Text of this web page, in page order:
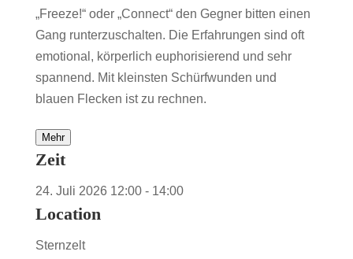
„Freeze!“ oder „Connect“ den Gegner bitten einen
Gang runterzuschalten. Die Erfahrungen sind oft
emotional, körperlich euphorisierend und sehr
spannend. Mit kleinsten Schürfwunden und
blauen Flecken ist zu rechnen.
Mehr
Zeit
24. Juli 2026 12:00- 14:00
Location
Sternzelt